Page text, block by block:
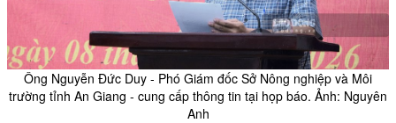
Ông Nguyễn Đức Duy - Phó Giám đốc Sở Nông nghiệp và Môi
trường tỉnh An Giang - cung cấp thông tin tại họp báo. Ảnh: Nguyên
Anh